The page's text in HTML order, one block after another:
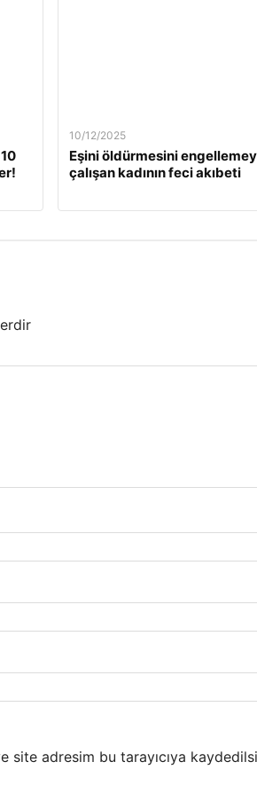
10/12/2025
Eşini öldürmesini
çalışan kadının feci akıbeti
site adresim bu tarayıcıya